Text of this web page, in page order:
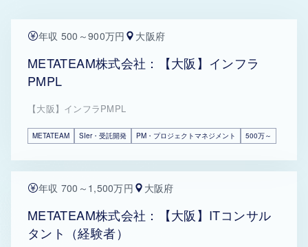
年収 500～900万円 大阪府
METATEAM株式会社：【大阪】インフラ
PMPL
【大阪】インフラPMPL
METATEAM SIer・受託開発 PM・プロジェクトマネジメント 500万～
年収 700～1,500万円 大阪府
METATEAM株式会社：【大阪】ITコンサル
タント（経験者）